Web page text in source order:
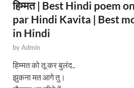
हिम्मत | Best Hindi poem
par Hindi Kavita | Best
in Hindi
byAdmin
हिम्मत को तू कर बुलंद..
झुकना मत आगे तु।